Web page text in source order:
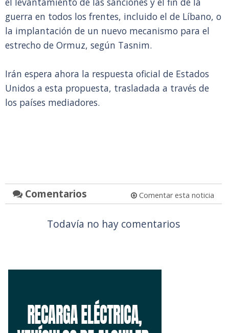
guerra en todos los frentes, incluido el de Líbano, o
la implantación de un nuevo mecanismo para el
estrecho de Ormuz, según Tasnim.
Irán espera ahora la respuesta oficial de Estados
Unidos a esta propuesta, trasladada a través de
los países mediadores.
Comentarios Comentar esta noticia
Todavía no hay comentarios